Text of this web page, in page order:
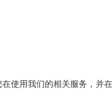
使用我们的相关服务，并